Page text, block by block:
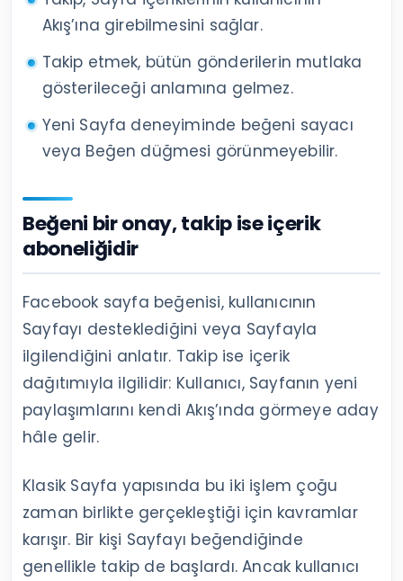
Akış’ına girebilmesini sağlar.
Takip etmek, bütün gönderilerin mutlaka
gösterileceği anlamına gelmez.
Yeni Sayfa deneyiminde beğeni sayacı
veya Beğen düğmesi görünmeyebilir.
Beğeni bir onay, takip ise içerik
aboneliğidir
Facebook sayfa beğenisi, kullanıcının
Sayfayı desteklediğini veya Sayfayla
ilgilendiğini anlatır. Takip ise içerik
dağıtımıyla ilgilidir: Kullanıcı, Sayfanın yeni
paylaşımlarını kendi Akış’ında görmeye aday
hâle gelir.
Klasik Sayfa yapısında bu iki işlem çoğu
zaman birlikte gerçekleştiği için kavramlar
karışır. Bir kişi Sayfayı beğendiğinde
genellikle takip de başlardı. Ancak kullanıcı